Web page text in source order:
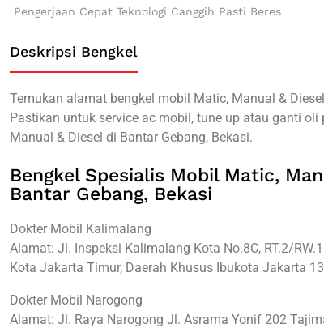
Pengerjaan Cepat Teknologi Canggih Pasti Beres
Deskripsi Bengkel
Temukan alamat bengkel mobil Matic, Manual &
Pastikan untuk service ac mobil, tune up atau ganti
Manual & Diesel di Bantar Gebang, Bekasi.
Bengkel Spesialis Mobil Matic,
Bantar Gebang, Bekasi
Dokter Mobil Kalimalang
Alamat: Jl. Inspeksi Kalimalang Kota No.8C, RT.2/
Kota Jakarta Timur, Daerah Khusus Ibukota Jakarta
Dokter Mobil Narogong
Alamat: Jl. Raya Narogong Jl. Asrama Yonif 202